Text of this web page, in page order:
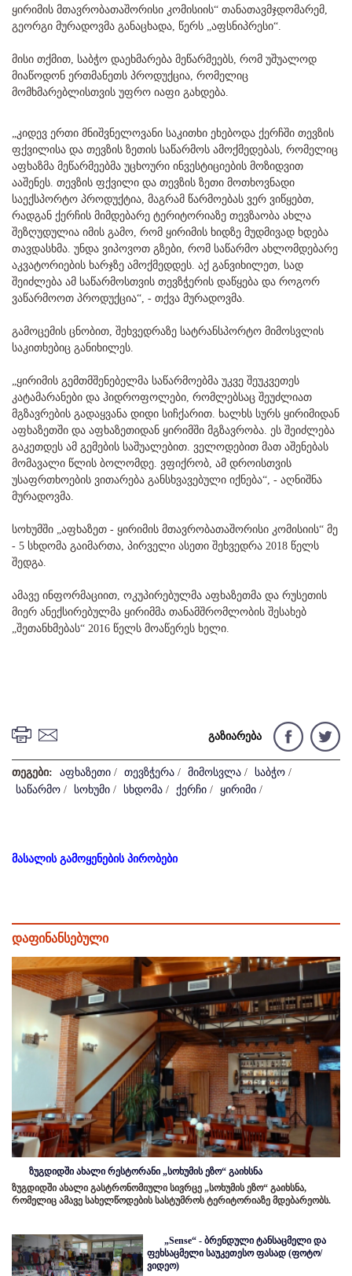
ყირიმის მთავრობათაშორისი კომისიის“ თანათავმჯდომარემ,
გეორგი მურადოვმა განაცხადა, წერს „აფსნიპრესი“.
მისი თქმით, საბჭო დაეხმარება მეწარმეებს, რომ უშუალოდ
მიაწოდონ ერთმანეთს პროდუქცია, რომელიც
მომხმარებლისთვის უფრო იაფი გახდება.
„კიდევ ერთი მნიშვნელოვანი საკითხი ეხებოდა ქერჩში თევზის
ფქვილისა და თევზის ზეთის საწარმოს ამოქმედებას, რომელიც
აფხაზმა მეწარმეებმა უცხოური ინვესტიციების მოზიდვით
ააშენეს. თევზის ფქვილი და თევზის ზეთი მოთხოვნადი
საექსპორტო პროდუქტია, მაგრამ წარმოებას ვერ ვიწყებთ,
რადგან ქერჩის მიმდებარე ტერიტორიაზე თევზაობა ახლა
შეზღუდულია იმის გამო, რომ ყირიმის ხიდზე მუდმივად ხდება
თავდასხმა. უნდა ვიპოვოთ გზები, რომ საწარმო ახლომდებარე
აკვატორიების ხარჯზე ამოქმედდეს. აქ განვიხილეთ, სად
შეიძლება ამ საწარმოსთვის თევზჭერის დაწყება და როგორ
ვაწარმოოთ პროდუქცია“, - თქვა მურადოვმა.
გამოცემის ცნობით, შეხვედრაზე სატრანსპორტო მიმოსვლის
საკითხებიც განიხილეს.
„ყირიმის გემთმშენებელმა საწარმოებმა უკვე შეუკვეთეს
კატამარანები და ჰიდროფოლები, რომლებსაც შეუძლიათ
მგზავრების გადაყვანა დიდი სიჩქარით. ხალხს სურს ყირიმიდან
აფხაზეთში და აფხაზეთიდან ყირიმში მგზავრობა. ეს შეიძლება
გაკეთდეს ამ გემების საშუალებით. ველოდებით მათ აშენებას
მომავალი წლის ბოლომდე. ვფიქრობ, ამ დროისთვის
უსაფრთხოების ვითარება განსხვავებული იქნება“, - აღნიშნა
მურადოვმა.
სოხუმში „აფხაზეთ - ყირიმის მთავრობათაშორისი კომისიის“ მე
- 5 სხდომა გაიმართა, პირველი ასეთი შეხვედრა 2018 წელს
შედგა.
ამავე ინფორმაციით, ოკუპირებულმა აფხაზეთმა და რუსეთის
მიერ ანექსირებულმა ყირიმმა თანამშრომლობის შესახებ
„შეთანხმებას“ 2016 წელს მოაწერეს ხელი.
გაზიარება
თეგები: აფხაზეთი / თევზჭერა / მიმოსვლა / საბჭო /
საწარმო / სოხუმი / სხდომა / ქერჩი / ყირიმი /
მასალის გამოყენების პირობები
დაფინანსებული
ზუგდიდში ახალი რესტორანი „სოხუმის ეზო“ გაიხსნა
ზუგდიდში ახალი გასტრონომიული სივრცე „სოხუმის ეზო“ გაიხსნა,
რომელიც ამავე სახელწოდების სასტუმროს ტერიტორიაზე მდებარეობს.
„Sense“ - ბრენდული ტანსაცმელი და
ფეხსაცმელი საუკეთესო ფასად (ფოტო/
ვიდეო)